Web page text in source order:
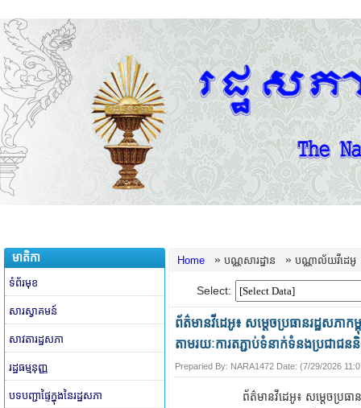
មាតិកា
ទំព័រមុខ
សារស្វាគមន៍
សាវតារដ្ឋសភា
រដ្ឋធម្មនុញ្ញ
បទបញ្ជាផ្ទៃក្នុងនៃរដ្ឋសភា
Home » បណ្ណសារដ្ឋាន » បណ្ណាល័យវីដេអូ
Select:
ព័ត៌មានវីដេអូ៖​ សម្តេចប្រធានរដ្ឋសភា
តាមរយៈការតភ្ជាប់ទំនាក់ទំនងប្រជាជន
Preparied By: NARA1472 Date: (7/29/2026
ព័ត៌មានវីដេអូ៖​ សម្តេចប្រធា